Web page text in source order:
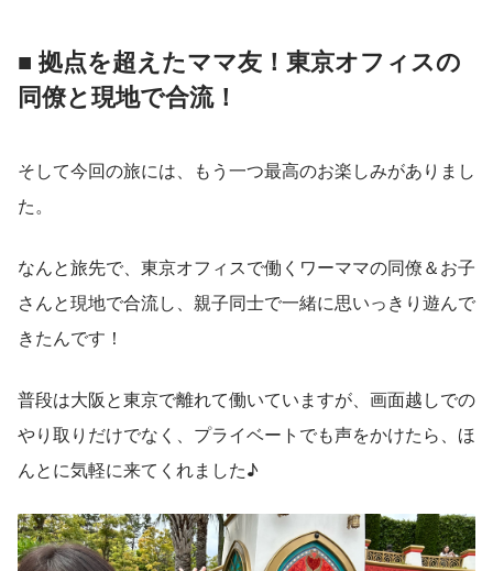
■ 拠点を超えたママ友！東京オフィスの
同僚と現地で合流！
そして今回の旅には、もう一つ最高のお楽しみがありまし
た。
なんと旅先で、東京オフィスで働くワーママの同僚＆お子
さんと現地で合流し、親子同士で一緒に思いっきり遊んで
きたんです！
普段は大阪と東京で離れて働いていますが、画面越しでの
やり取りだけでなく、プライベートでも声をかけたら、ほ
んとに気軽に来てくれました♪